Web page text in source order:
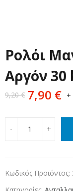
Ρολόι
Αργόν
9,20€ 7,90 € +
Κωδικός Προϊόντος: